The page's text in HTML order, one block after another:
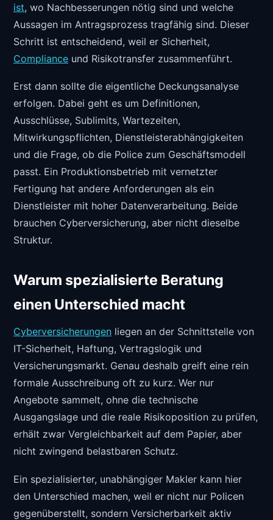
ist, wo Nachbesserungen nötig sind und welche
Aussagen im Antragsprozess tragfähig sind. Dieser
Schritt ist entscheidend, weil er Sicherheit,
Compliance und Risikotransfer zusammenführt.
Erst dann sollte die eigentliche Deckungsanalyse
erfolgen. Dabei geht es um Definitionen,
Ausschlüsse, Sublimits, Wartezeiten,
Mitwirkungspflichten, Dienstleisterabhängigkeiten
und die Frage, ob die Police zum Geschäftsmodell
passt. Ein Produktionsbetrieb mit vernetzter
Fertigung hat andere Anforderungen als ein
Dienstleister mit hoher Datenverarbeitung. Beide
brauchen Cyberversicherung, aber nicht dieselbe
Struktur.
Warum spezialisierte Beratung
einen Unterschied macht
Cyberversicherungen liegen an der Schnittstelle von
IT-Sicherheit, Haftung, Vertragslogik und
Versicherungsmarkt. Genau deshalb greift eine rein
formale Ausschreibung oft zu kurz. Wer nur
Angebote sammelt, ohne die technische
Ausgangslage und die reale Risikoposition zu prüfen,
erhält zwar Vergleichbarkeit auf dem Papier, aber
nicht zwingend belastbaren Schutz.
Ein spezialisierter, unabhängiger Makler kann hier
den Unterschied machen, weil er nicht nur Policen
gegenüberstellt, sondern Versicherbarkeit aktiv